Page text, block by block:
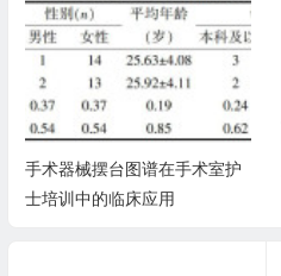
手术器械摆台图谱在手术室护
士培训中的临床应用